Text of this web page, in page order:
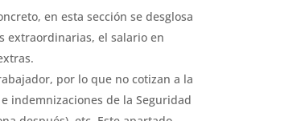
en esta sección se desglosa
extraordinarias, el salario en
por lo que no cotizan a la
indemnizaciones de la Seguridad